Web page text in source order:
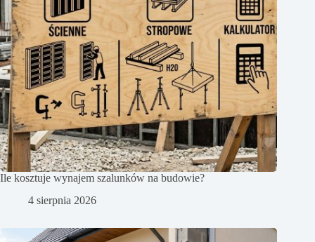
Ile kosztuje wynajem szalunków na budowie?
4 sierpnia 2026